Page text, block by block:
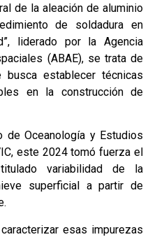
de la aleación de aluminio
de soldadura en
liderado por la Agencia
(ABAE), se trata de
busca establecer técnicas
en la construcción de
de Oceanología y Estudios
este 2024 tomó fuerza el
variabilidad de la
superficial a partir de
esas impurezas